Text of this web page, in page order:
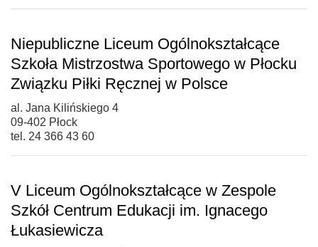
Niepubliczne Liceum Ogólnokształcące
Szkoła Mistrzostwa Sportowego w Płocku
Związku Piłki Ręcznej w Polsce
al. Jana Kilińskiego 4
09-402 Płock
tel. 24 366 43 60
V Liceum Ogólnokształcące w Zespole
Szkół Centrum Edukacji im. Ignacego
Łukasiewicza